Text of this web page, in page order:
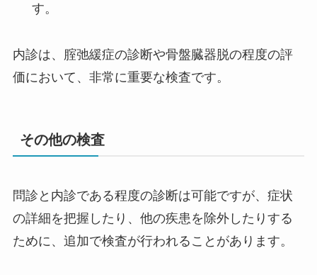
す。
内診は、腟弛緩症の診断や骨盤臓器脱の程度の評
価において、非常に重要な検査です。
その他の検査
問診と内診である程度の診断は可能ですが、症状
の詳細を把握したり、他の疾患を除外したりする
ために、追加で検査が行われることがあります。